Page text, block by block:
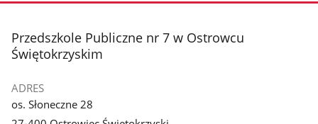
galerii.
galerii.
stopka
Przedszkole Publiczne nr 7 w Ostrowcu
Świętokrzyskim
ADRES
os. Słoneczne 28